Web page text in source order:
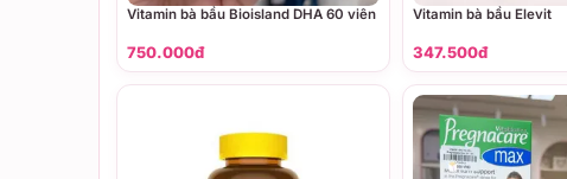
Vitamin bà bầu Bioisland DHA 60 viên
750.000đ
Vitamin bà bầu Elevit
347.500đ